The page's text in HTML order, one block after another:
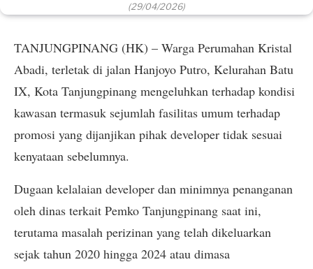
(29/04/2026)
TANJUNGPINANG (HK) – Warga Perumahan Kristal
Abadi, terletak di jalan Hanjoyo Putro, Kelurahan Batu
IX, Kota Tanjungpinang mengeluhkan terhadap kondisi
kawasan termasuk sejumlah fasilitas umum terhadap
promosi yang dijanjikan pihak developer tidak sesuai
kenyataan sebelumnya.
Dugaan kelalaian developer dan minimnya penanganan
oleh dinas terkait Pemko Tanjungpinang saat ini,
terutama masalah perizinan yang telah dikeluarkan
sejak tahun 2020 hingga 2024 atau dimasa